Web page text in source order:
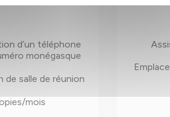
d’un téléphone
monégasque
de salle de réunion
mois